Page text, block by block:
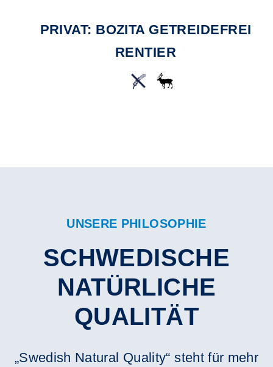
PRIVAT: BOZITA GETREIDEFREI
RENTIER
UNSERE PHILOSOPHIE
SCHWEDISCHE
NATÜRLICHE
QUALITÄT
„Swedish Natural Quality“ steht für mehr